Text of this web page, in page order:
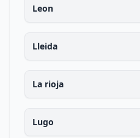
Leon
Lleida
La rioja
Lugo